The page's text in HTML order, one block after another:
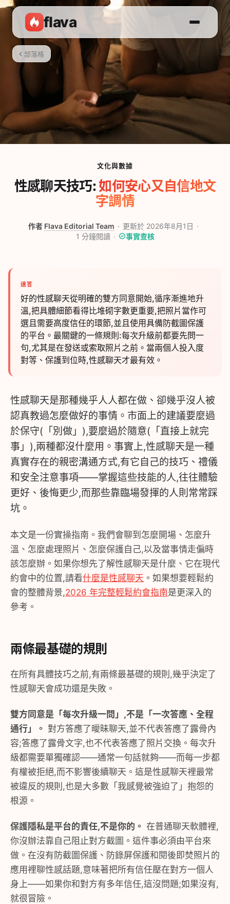
部落格
flava
文化與數據
性感聊天技巧:如何安心又自信地文
字調情
作者 Flava Editorial Team
更新於 2026年8月1日
1 分鐘閱讀 事實查核
速答
好的性感聊天從明確的雙方同意開始,循序漸進地升
溫,把具體細節看得比堆砌字數更重要,把照片當作可
選且需要高度信任的環節,並且使用具備防截圖保護
的平台。最關鍵的一條規則:每次升級前都要先問一
句,尤其是在發送或索取照片之前。當兩個人投入度
對等、保護到位時,性感聊天才最有效。
性感聊天是那種幾乎人人都在做、卻幾乎沒人被
認真教過怎麼做好的事情。市面上的建議要麼過
於保守(「別做」),要麼過於隨意(「直接上就完
事」),兩種都沒什麼用。事實上,性感聊天是一種
真實存在的親密溝通方式,有它自己的技巧、禮儀
和安全注意事項——掌握這些技能的人,往往體驗
更好、後悔更少,而那些靠臨場發揮的人則常常踩
坑。
本文是一份實操指南。我們會聊到怎麼開場、怎麼升
溫、怎麼處理照片、怎麼保護自己,以及當事情走偏時
該怎麼辦。如果你想先了解性感聊天是什麼、它在現代
約會中的位置,請看什麼是性感聊天 。如果想要輕鬆約
會的整體背景,2026 年完整輕鬆約會指南是更深入的
參考。
兩條最基礎的規則
在所有具體技巧之前,有兩條最基礎的規則,幾乎決定了
性感聊天會成功還是失敗。
雙方同意是「每次升級一問」,不是「一次答應、全程
通行」。 對方答應了曖昧聊天,並不代表答應了露骨內
容;答應了露骨文字,也不代表答應了照片交換。每次升
級都需要單獨確認——通常一句話就夠——而每一步都
有權被拒絕,而不影響後續聊天。這是性感聊天裡最常
被違反的規則,也是大多數「我感覺被強迫了」抱怨的
根源。
保護隱私是平台的責任,不是你的。 在普通聊天軟體裡,
你沒辦法靠自己阻止對方截圖。這件事必須由平台來
做。在沒有防截圖保護、防錄屏保護和閱後即焚照片的
應用裡聊性感話題,意味著把所有信任壓在對方一個人
身上——如果你和對方有多年信任,這沒問題;如果沒有,
就很冒險。